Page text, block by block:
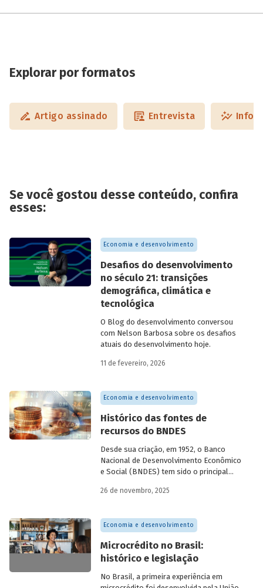
Explorar por formatos
Artigo assinado Entrevista
Se você gostou desse conteúdo, confira
esses:
Economia e desenvolvimento
Desafios do desenvolvimento
no século 21: transições
demográfica, climática e
tecnológica
O Blog do desenvolvimento conversou
com Nelson Barbosa sobre os desafios
atuais do desenvolvimento hoje.
11 de fevereiro, 2026
Economia e desenvolvimento
Histórico das fontes de
recursos do BNDES
Desde sua criação, em 1952, o Banco
Nacional de Desenvolvimento Econômico
e Social (BNDES) tem sido o principal
brasileiro, ocupando um espaço central
momentos de crise, como as de 2008 e
da Covid-19, e no combate à emergência
climática. Para exercer esse papel, no
entanto, são necessárias sólidas fontes
de recursos.
26 de novembro, 2025
Economia e desenvolvimento
Microcrédito no Brasil:
histórico e legislação
No Brasil, a primeira experiência em